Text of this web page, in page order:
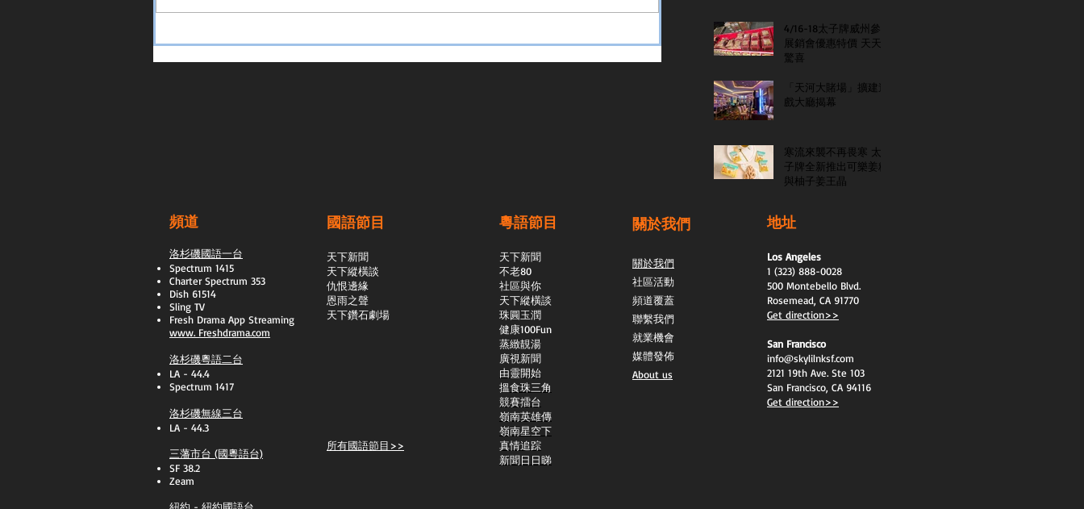
4/16-18太子牌威州參
展銷會優惠特價 天天
驚喜
「天河大賭場」擴建遊
戲大廳揭幕
寒流來襲不再畏寒 太
子牌全新推出可樂姜糖
與柚子姜王晶
頻道
洛杉磯國語一台
Spectrum 1415
Charter Spectrum 353
Dish 61514
Sling TV
​Fresh Drama App Streaming
www. Freshdrama.com
洛杉磯粵語二台
LA - 44.4
Spectrum 1417
洛杉磯無線三台
LA - 44.3
三藩市台 (國粵語台)
SF 38.2
Zeam
國語節目
天下新聞
天下縱橫談
​仇恨邊緣
恩雨之聲
天下鑽石劇場
所有國語節目>>
粵語節目
天下新聞
不老80
社區與你
天下縱橫談
​珠圓玉潤
​健康100Fun
蒸緻靚湯
​廣視新聞
由靈開始
搵食珠三角
競賽擂台
嶺南英雄傳
嶺南星空下
真情追踪
新聞日日睇
關於我們
關於我們
社區活動
頻道覆蓋
聯繫我們
就業機會
媒體發佈
About us
地址
Los Angeles
1 (323) 888-0028
500 Montebello Blvd.
Rosemead, CA 91770
Get direction>>
San Francisco
info@skylilnksf.com
2121 19th Ave. Ste 103
San Francisco, CA 94116
Get direction>>